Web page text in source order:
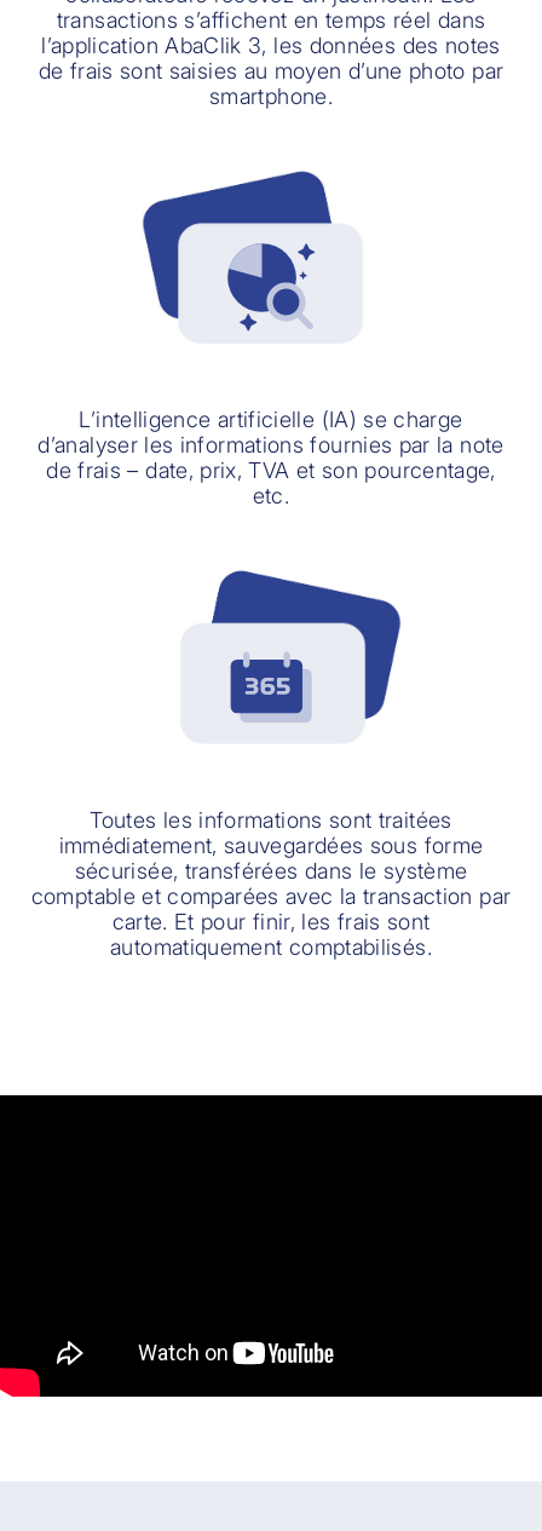
transactions s’affichent en temps réel dans
l’application AbaClik 3, les données des notes
de frais sont saisies au moyen d’une photo par
smartphone.
L’intelligence artificielle (IA) se charge
d’analyser les informations fournies par la note
de frais – date, prix, TVA et son pourcentage,
etc.
Toutes les informations sont traitées
immédiatement, sauvegardées sous forme
sécurisée, transférées dans le système
comptable et comparées avec la transaction par
carte. Et pour finir, les frais sont
automatiquement comptabilisés.